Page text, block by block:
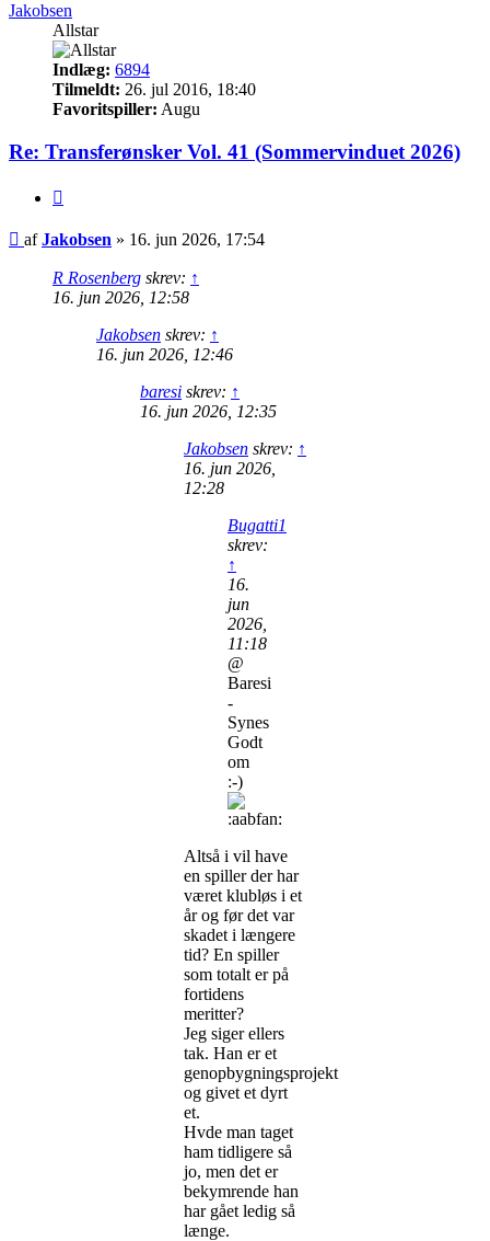
Jakobsen
Allstar
Indlæg: 6894
Tilmeldt: 26. jul 2016, 18:40
Favoritspiller: Augu
Re: Transferønsker Vol. 41 (Sommervinduet 2026)
Indlæg
afJakobsen » 16. jun 2026, 17:54
R Rosenberg skrev: ↑
16. jun 2026, 12:58
Jakobsen skrev: ↑
16. jun 2026, 12:46
baresi skrev: ↑
16. jun 2026, 12:35
Jakobsen skrev: ↑
16. jun 2026,
12:28
Bugatti1
skrev:
↑
16.
jun
2026,
11:18
@
Baresi
-
Synes
Godt
om
:-)
Altså i vil have
en spiller der har
været klubløs i et
år og før det var
skadet i længere
tid? En spiller
som totalt er på
fortidens
meritter?
Jeg siger ellers
tak. Han er et
genopbygningsprojekt
og givet et dyrt
et.
Hvde man taget
ham tidligere så
jo, men det er
bekymrende han
har gået ledig så
længe.